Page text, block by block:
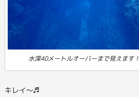
水深40メートルオーバーまで見えます！
キレイ～♬